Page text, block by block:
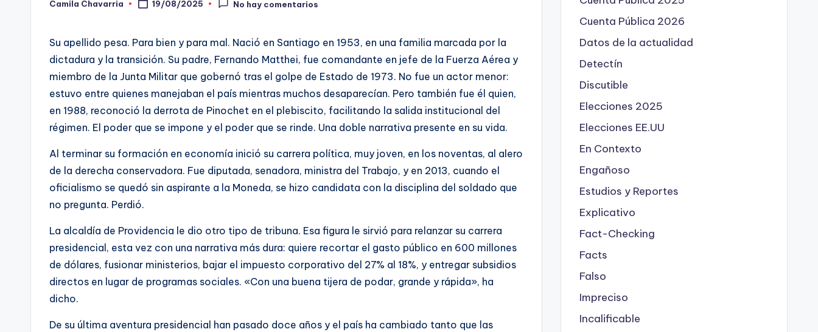
C
ki
Publicado
Camila Chavarria 19/08/2025 No hay comentarios
Su apellido pesa. Para bien y para mal. Nació en Santiago en 1953, en una familia marcada por la
dictadura y la transición. Su padre, Fernando Matthei, fue comandante en jefe de la Fuerza Aérea y
miembro de la Junta Militar que gobernó tras el golpe de Estado de 1973. No fue un actor menor:
estuvo entre quienes manejaban el país mientras muchos desaparecían. Pero también fue él quien,
en 1988, reconoció la derrota de Pinochet en el plebiscito, facilitando la salida institucional del
régimen. El poder que se impone y el poder que se rinde. Una doble narrativa presente en su vida.
Al terminar su formación en economía inició su carrera política, muy joven, en los noventas, al alero
de la derecha conservadora. Fue diputada, senadora, ministra del Trabajo, y en 2013, cuando el
oficialismo se quedó sin aspirante a la Moneda, se hizo candidata con la disciplina del soldado que
no pregunta. Perdió.
La alcaldía de Providencia le dio otro tipo de tribuna. Esa figura le sirvió para relanzar su carrera
presidencial, esta vez con una narrativa más dura: quiere recortar el gasto público en 600 millones
de dólares, fusionar ministerios, bajar el impuesto corporativo del 27% al 18%, y entregar subsidios
directos en lugar de programas sociales. «Con una buena tijera de podar, grande y rápida», ha
dicho.
De su última aventura presidencial han pasado doce años y el país ha cambiado tanto que las
Cuenta Pública 2026
Datos de la actualidad
Detectín
Discutible
Elecciones 2025
Elecciones EE.UU
En Contexto
Engañoso
Estudios y Reportes
Explicativo
Fact-Checking
Facts
Falso
Impreciso
Incalificable